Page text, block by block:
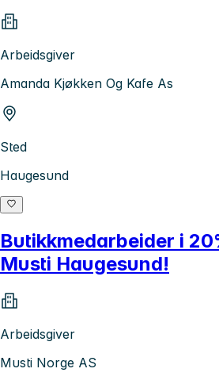
Arbeidsgiver
Amanda Kjøkken Og Kafe As
Sted
Haugesund
Butikkmedarbeider i
Musti Haugesund!
Arbeidsgiver
Musti Norge AS